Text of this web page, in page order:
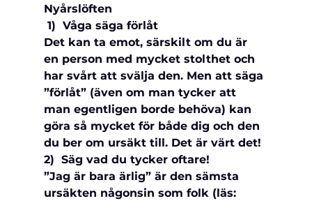
Nyårslöften
1)  Våga säga förlåt
Det kan ta emot, särskilt om du är
en person med mycket stolthet och
har svårt att svälja den. Men att säga
”förlåt” (även om man tycker att
man egentligen borde behöva) kan
göra så mycket för både dig och den
du ber om ursäkt till. Det är värt det!
2)  Säg vad du tycker oftare!
”Jag är bara ärlig” är den sämsta
ursäkten någonsin som folk (läs: